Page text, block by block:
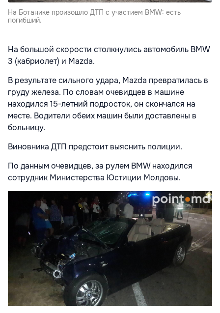
На Ботанике произошло ДТП с участием BMW: есть
погибший.
На большой скорости столкнулись автомобиль BMW
3 (кабриолет) и Mazda.
В результате сильного удара, Mazda превратилась в
груду железа. По словам очевидцев в машине
находился 15-летний подросток, он скончался на
месте. Водители обеих машин были доставлены в
больницу.
Виновника ДТП предстоит выяснить полиции.
По данным очевидцев, за рулем BMW находился
сотрудник Министерства Юстиции Молдовы.